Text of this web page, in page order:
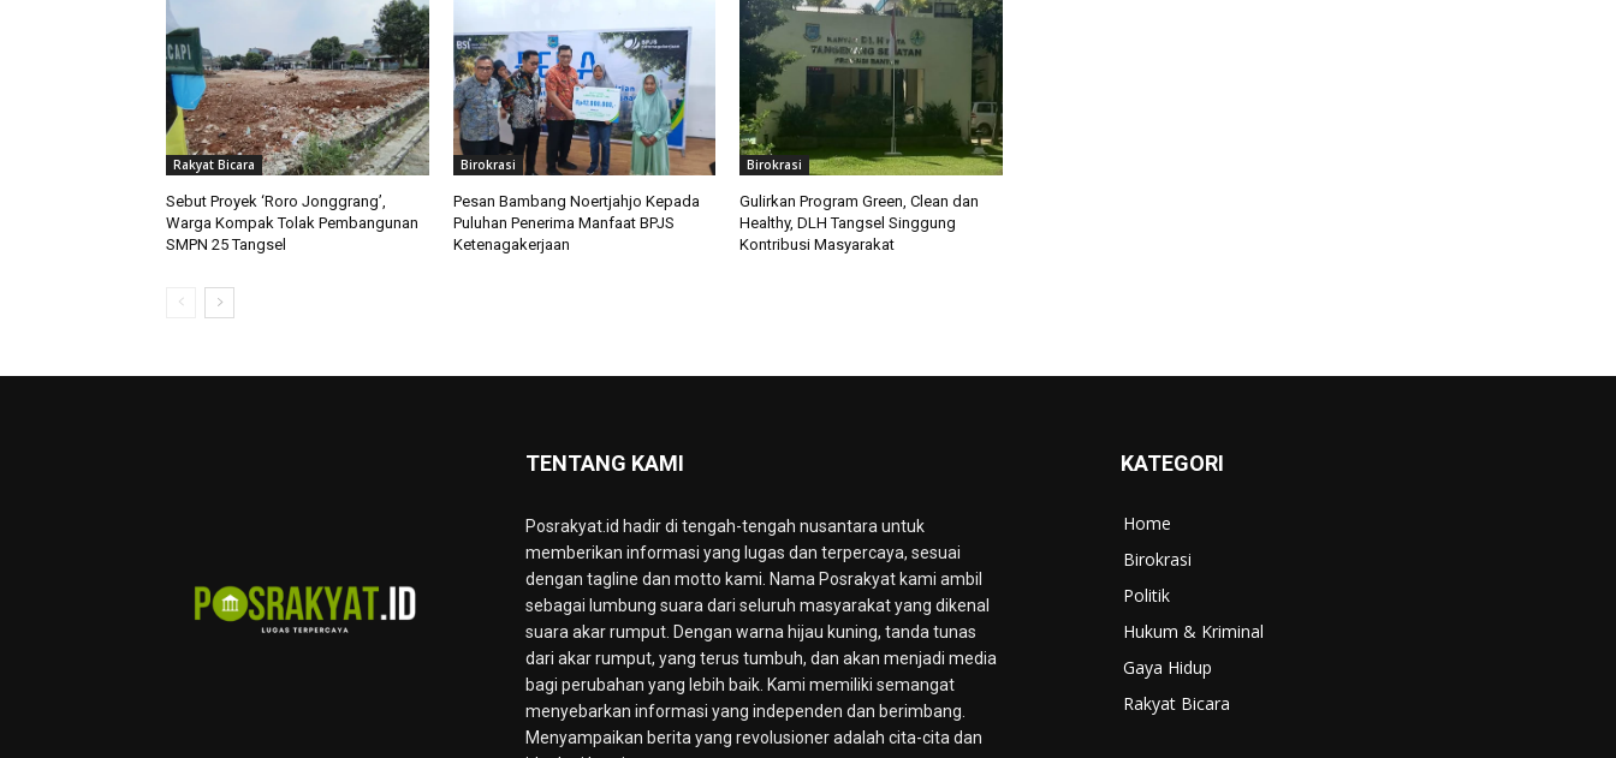
Rakyat Bicara
Sebut Proyek ‘Roro Jonggrang’,
Warga Kompak Tolak Pembangunan
SMPN 25 Tangsel
Birokrasi
Pesan Bambang Noertjahjo Kepada
Puluhan Penerima Manfaat BPJS
Ketenagakerjaan
Birokrasi
Gulirkan Program Green, Clean dan
Healthy, DLH Tangsel Singgung
Kontribusi Masyarakat
TENTANG KAMI
Posrakyat.id hadir di tengah-tengah nusantara untuk
memberikan informasi yang lugas dan terpercaya, sesuai
dengan tagline dan motto kami. Nama Posrakyat kami ambil
sebagai lumbung suara dari seluruh masyarakat yang dikenal
suara akar rumput. Dengan warna hijau kuning, tanda tunas
dari akar rumput, yang terus tumbuh, dan akan menjadi media
bagi perubahan yang lebih baik. Kami memiliki semangat
menyebarkan informasi yang independen dan berimbang.
Menyampaikan berita yang revolusioner adalah cita-cita dan
KATEGORI
Home
Birokrasi
Politik
Hukum & Kriminal
Gaya Hidup
Rakyat Bicara